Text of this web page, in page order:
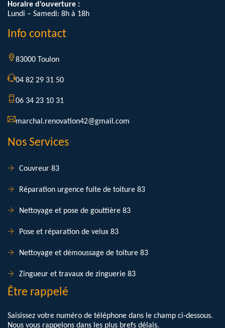
Horaire d'ouverture :
Lundi – Samedi: 8h à 18h
Info contact
83000 Toulon
04 82 29 31 50
06 34 23 10 31
marchal.renovation42@gmail.com
Nos Services
Couvreur 83
Réparation urgence fuite de toiture 83
Nettoyage et pose de gouttière 83
Pose et réparation de velux 83
Nettoyage et démoussage de toiture 83
Zingueur et travaux de zinguerie 83
Être rappelé
Saisissez votre numéro de téléphone dans le champ ci-dessous.
Nous vous rappelons dans les plus brefs délais.